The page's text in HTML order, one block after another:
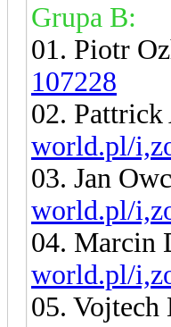
Grupa B:
01. Piotr
107228
02.
world.pl/
03. Jan
world.pl/
04. Marcin
world.pl/
05.